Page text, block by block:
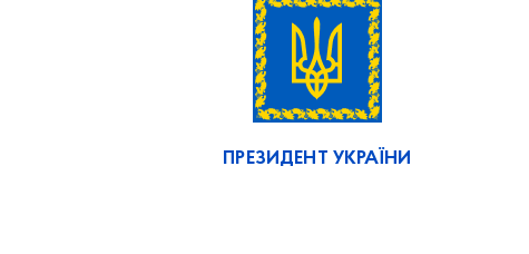
ПРЕЗИДЕНТ УКРАЇНИ